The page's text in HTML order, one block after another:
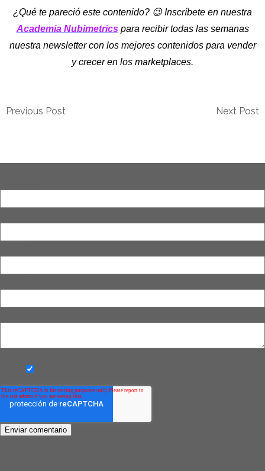
¿Qué te pareció este contenido? 😉 Inscríbete en nuestra
Academia Nubimetricspara recibir todas las semanas
nuestra newsletter con los mejores contenidos para vender
y crecer en los marketplaces.
Previous Post Next Post